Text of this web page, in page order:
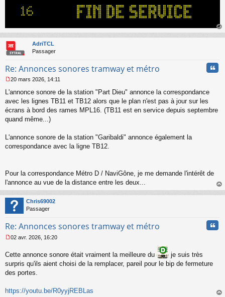
l
u
au
AdriTCL
Passager
Re: Annonces sonores tramway et métro
e
s
s
g
n
o
20 mars 2026, 14:11
L'annonce sonore de la station "Part Dieu" annonce la correspondance
avec les lignes TB11 et TB12 alors que le plan n'est pas à jour sur les
écrans à bord des rames MPL16. (TB11 est en service depuis septembre
quand même...)
L'annonce sonore de la station "Garibaldi" annonce également la
correspondance avec la ligne TB12.
Pour la correspondance Métro D / NaviGône, je me demande l'intérêt de
l'annonce au vue de la distance entre les deux...
au
Chris69002
Passager
Re: Annonces sonores tramway et métro
s
s
a
e
n
02 avr. 2026, 16:20
Cette annonce sonore était vraiment la meilleure du
je suis très
surpris qu'ils aient choisi de la remplacer, pareil pour le bip de fermeture
des portes.
https://youtu.be/R0yyjREBLas